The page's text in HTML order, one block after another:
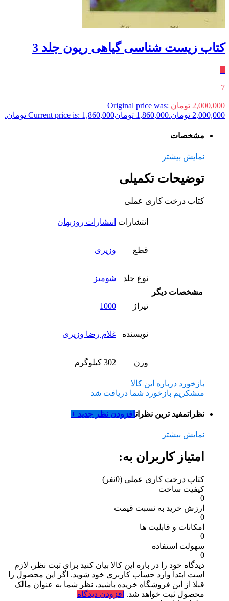
کتاب زیست شناسی گیاهی ریون جلد 3
7
2,000,000 تومان Original price was:
2,000,000 تومان.
1,860,000 تومانCurrent price is: 1,860,000 تومان.
مشخصات
نمایش بیشتر
توضیحات تکمیلی
کتاب درخت کاری عملی
مشخصات دیگر
انتشارات انتشارات روزبهان
قطع وزیری
نوع جلد شومیز
تیراژ 1000
نویسنده غلام رضا وزیری
وزن 302 کیلوگرم
بازخورد درباره این کالا
متشکریم بازخورد شما دریافت شد
نظراتمفید ترین نظراتافزودن نظر جدید +
نمایش بیشتر
امتیاز کاربران به:
کتاب درخت کاری عملی (0نفر)
کیفیت ساخت
0
ارزش خرید به نسبت قیمت
0
امکانات و قابلیت ها
0
سهولت استفاده
0
دیدگاه خود را در باره این کالا بیان کنید برای ثبت نظر، لازم
است ابتدا وارد حساب کاربری خود شوید. اگر این محصول را
قبلا از این فروشگاه خریده باشید، نظر شما به عنوان مالک
محصول ثبت خواهد شد. افزودن دیدگاه